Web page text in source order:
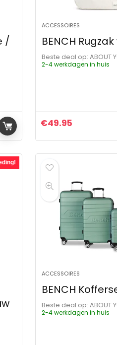
/
ACCESSOIRES
BENCH
Beste deal op:
ABOUT
2-4 werkdagen in huis
€49.95
ACCESSOIRES
BENCH
Beste deal op:
ABOUT
2-4 werkdagen in huis